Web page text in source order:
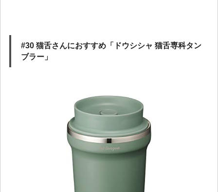
#30 猫舌さんにおすすめ「ドウシシャ 猫舌専科タン
ブラー」